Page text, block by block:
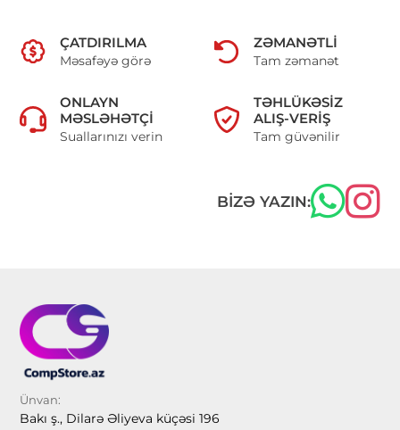
ÇATDIRILMA
Məsafəyə görə
ZƏMANƏTLI
Tam zəmanət
ONLAYN
MƏSLƏHƏTÇI
Suallarınızı verin
TƏHLÜKƏSIZ
ALIŞ-VERIŞ
Tam güvənilir
BIZƏ YAZIN:
Ünvan:
Bakı ş., Dilarə Əliyeva küçəsi 196